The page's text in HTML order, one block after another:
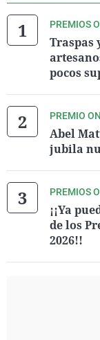
PREMIOS
Traspas
pocos
PREMIO
Abel
jubila
PREMIOS
¡¡Ya
de los
2026!!